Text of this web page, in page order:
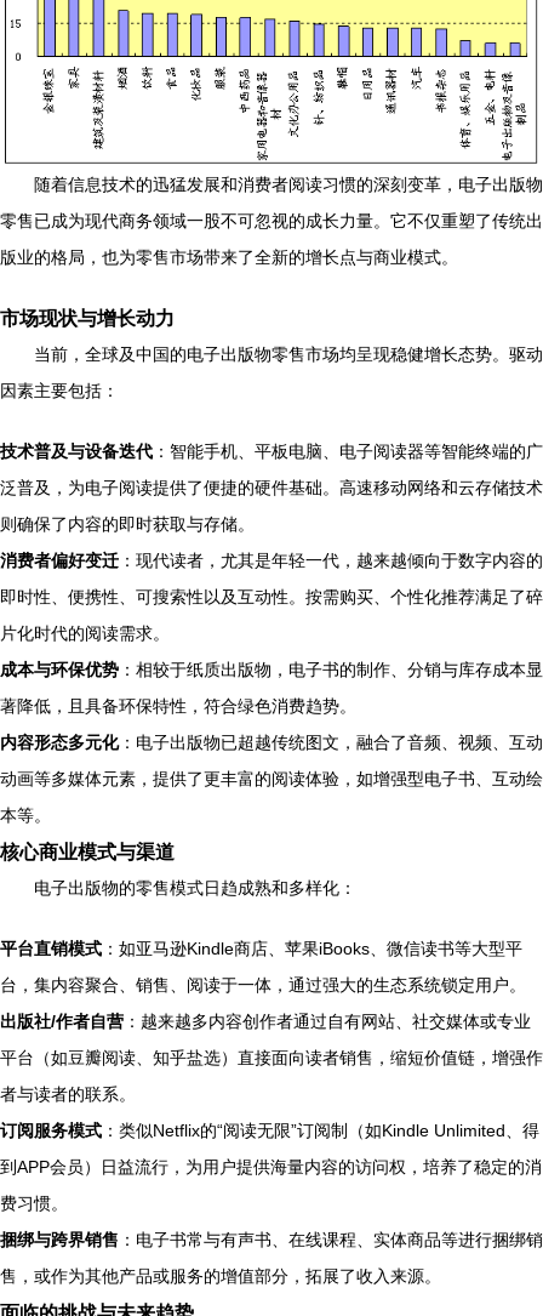
随着信息技术的迅猛发展和消费者阅读习惯的深刻变革，电子出版物
零售已成为现代商务领域一股不可忽视的成长力量。它不仅重塑了传统出
版业的格局，也为零售市场带来了全新的增长点与商业模式。
市场现状与增长动力
当前，全球及中国的电子出版物零售市场均呈现稳健增长态势。驱动
因素主要包括：
技术普及与设备迭代 ：智能手机、平板电脑、电子阅读器等智能终端的广
泛普及，为电子阅读提供了便捷的硬件基础。高速移动网络和云存储技术
则确保了内容的即时获取与存储。
消费者偏好变迁 ：现代读者，尤其是年轻一代，越来越倾向于数字内容的
即时性、便携性、可搜索性以及互动性。按需购买、个性化推荐满足了碎
片化时代的阅读需求。
成本与环保优势 ：相较于纸质出版物，电子书的制作、分销与库存成本显
著降低，且具备环保特性，符合绿色消费趋势。
内容形态多元化：电子出版物已超越传统图文，融合了音频、视频、互动
动画等多媒体元素，提供了更丰富的阅读体验，如增强型电子书、互动绘
本等。
核心商业模式与渠道
电子出版物的零售模式日趋成熟和多样化：
平台直销模式 ：如亚马逊Kindle商店、苹果iBooks、微信读书等大型平
台，集内容聚合、销售、阅读于一体，通过强大的生态系统锁定用户。
出版社/作者自营 ：越来越多内容创作者通过自有网站、社交媒体或专业
平台（如豆瓣阅读、知乎盐选）直接面向读者销售，缩短价值链，增强作
者与读者的联系。
订阅服务模式 ：类似Netflix的“阅读无限”订阅制（如Kindle Unlimited、得
到APP会员）日益流行，为用户提供海量内容的访问权，培养了稳定的消
费习惯。
捆绑与跨界销售 ：电子书常与有声书、在线课程、实体商品等进行捆绑销
售，或作为其他产品或服务的增值部分，拓展了收入来源。